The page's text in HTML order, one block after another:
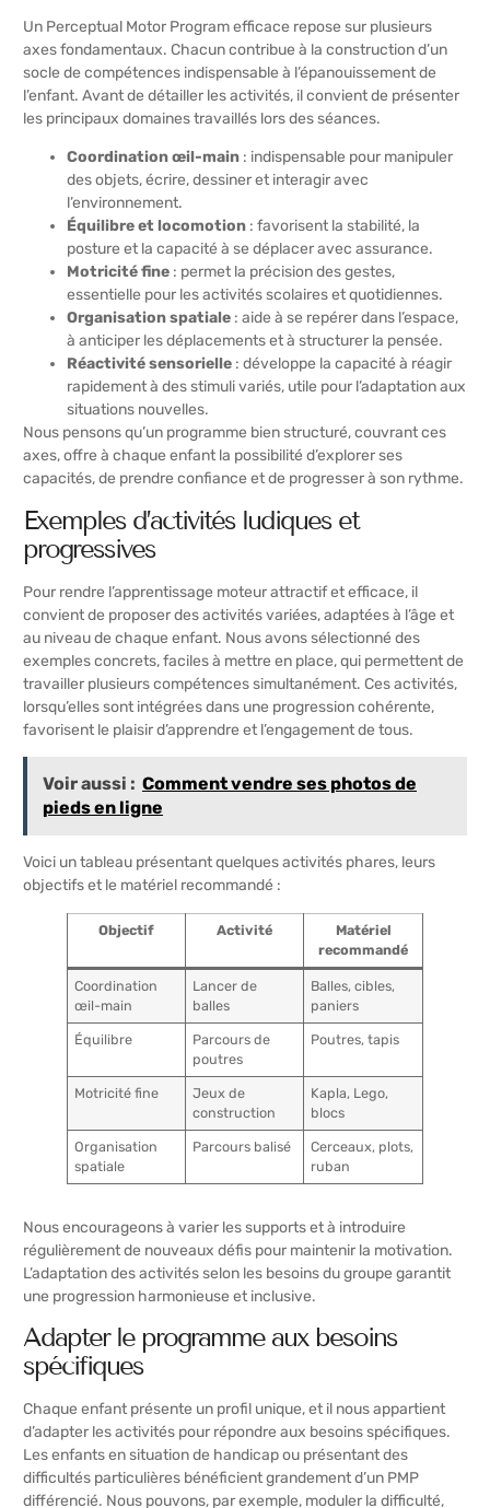
Un Perceptual Motor Program efficace repose sur plusieurs
axes fondamentaux. Chacun contribue à la construction d’un
socle de compétences indispensable à l’épanouissement de
l’enfant. Avant de détailler les activités, il convient de présenter
les principaux domaines travaillés lors des séances.
Coordination œil-main : indispensable pour manipuler
des objets, écrire, dessiner et interagir avec
l’environnement.
Équilibre et locomotion : favorisent la stabilité, la
posture et la capacité à se déplacer avec assurance.
Motricité fine : permet la précision des gestes,
essentielle pour les activités scolaires et quotidiennes.
Organisation spatiale : aide à se repérer dans l’espace,
à anticiper les déplacements et à structurer la pensée.
Réactivité sensorielle : développe la capacité à réagir
rapidement à des stimuli variés, utile pour l’adaptation aux
situations nouvelles.
Nous pensons qu’un programme bien structuré, couvrant ces
axes, offre à chaque enfant la possibilité d’explorer ses
capacités, de prendre confiance et de progresser à son rythme.
Exemples d’activités ludiques et
progressives
Pour rendre l’apprentissage moteur attractif et efficace, il
convient de proposer des activités variées, adaptées à l’âge et
au niveau de chaque enfant. Nous avons sélectionné des
exemples concrets, faciles à mettre en place, qui permettent de
travailler plusieurs compétences simultanément. Ces activités,
lorsqu’elles sont intégrées dans une progression cohérente,
favorisent le plaisir d’apprendre et l’engagement de tous.
Voir aussi : Comment vendre ses photos de
pieds en ligne
Voici un tableau présentant quelques activités phares, leurs
objectifs et le matériel recommandé :
Objectif Activité
Matériel
recommandé
Coordination
œil-main
Lancer de
balles
Balles, cibles,
paniers
Équilibre
Parcours de
poutres
Poutres, tapis
Motricité fine
Jeux de
construction
Kapla, Lego,
blocs
Organisation
spatiale
Parcours balisé
Cerceaux, plots,
ruban
Nous encourageons à varier les supports et à introduire
régulièrement de nouveaux défis pour maintenir la motivation.
L’adaptation des activités selon les besoins du groupe garantit
une progression harmonieuse et inclusive.
Adapter le programme aux besoins
spécifiques
Chaque enfant présente un profil unique, et il nous appartient
d’adapter les activités pour répondre aux besoins spécifiques.
Les enfants en situation de handicap ou présentant des
difficultés particulières bénéficient grandement d’un PMP
différencié. Nous pouvons, par exemple, moduler la difficulté,